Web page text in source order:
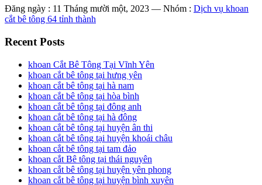
Đăng ngày : 11 Tháng mười một, 2023 — Nhóm : Dịch vụ khoan
cắt bê tông 64 tỉnh thành
Recent Posts
khoan Cắt Bê Tông Tại Vĩnh Yên
khoan cắt bê tông tại hưng yên
khoan cắt bê tông tại hà nam
khoan cắt bê tông tại hòa bình
khoan cắt bê tông tại đông anh
khoan cắt bê tông tại hà đông
khoan cắt bê tông tại huyện ân thi
khoan cắt bê tông tại huyện khoái châu
khoan cắt bê tông tại tam đảo
khoan cắt Bê tông tại thái nguyên
khoan cắt bê tông tại huyện yên phong
khoan cắt bê tông tại huyện bình xuyên